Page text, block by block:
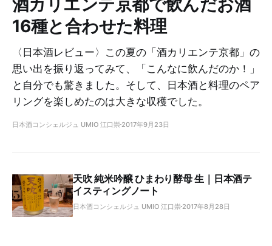
16種と合わせた料理
〈日本酒レビュー〉この夏の「酒カリエンテ京都」の
思い出を振り返ってみて、「こんなに飲んだのか！」
と自分でも驚きました。そして、日本酒と料理のペア
リングを楽しめたのは大きな収穫でした。
日本酒コンシェルジュ UMIO 江口崇 2017年9月23日
天吹 純米吟醸 ひまわり酵母 生｜日本酒テ
イスティングノート
日本酒コンシェルジュ UMIO 江口崇 2017年8月28日